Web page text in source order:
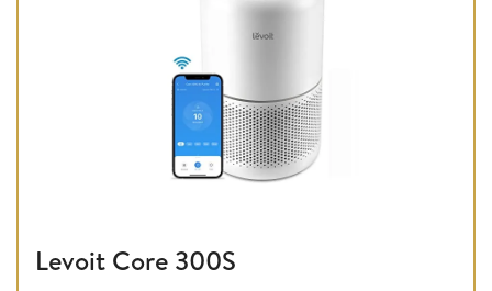
Levoit Core 300S